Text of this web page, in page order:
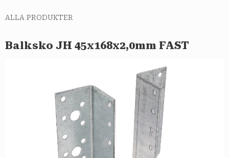
ALLA PRODUKTER
Balksko JH 45x168x2,0mm FAST